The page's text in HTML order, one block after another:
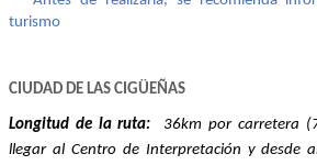
turismo
CIUDAD DE LAS CIGÜEÑAS
Longitud de la ruta: 36km por carretera
llegar al Centro de Interpretación y desde